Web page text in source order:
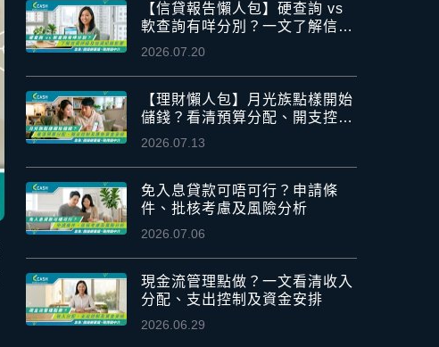
【信貸報告懶人包】硬查詢 vs
軟查詢有咩分別？一文了解信貸
評級及信貸紀錄影響
2026.07.20
【理財懶人包】月光族點樣開始
儲錢？看清預算分配、開支控制
及應急資金安排
2026.07.13
免入息貸款可唔可行？申請條
件、批核考慮及風險分析
2026.07.06
現金流管理點做？一文看清收入
分配、支出控制及資金安排
2026.06.29